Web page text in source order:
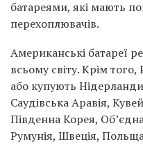
батареями, які мають
перехоплювачів.
Американські батареї
всьому світу. Крім
або купують
Саудівська Аравія,
Південна Корея,
Румунія, Швеція,